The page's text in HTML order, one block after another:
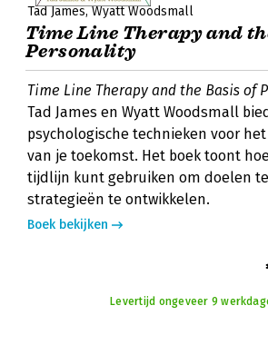
Tad James Wyatt Woodsmall
Time Line Therapy and
Personality
Time Line Therapy and the Basis of
Tad James en Wyatt Woodsmall
psychologische technieken voor
van je toekomst. Het boek toont
tijdlijn kunt gebruiken om doelen
strategieën te ontwikkelen.
Boek bekijken
Levertijd ongeveer 9